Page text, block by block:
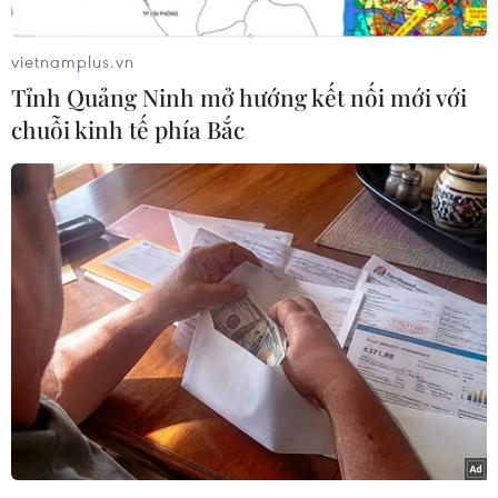
chi khoảng 20 nghìn tỷ Rúp (720 tỷ USD)cho
quốc phòng./.
(Vietnam+)
vietnamplus.vn
Tỉnh Quảng Ninh mở hướng kết nối mới với
chuỗi kinh tế phía Bắc